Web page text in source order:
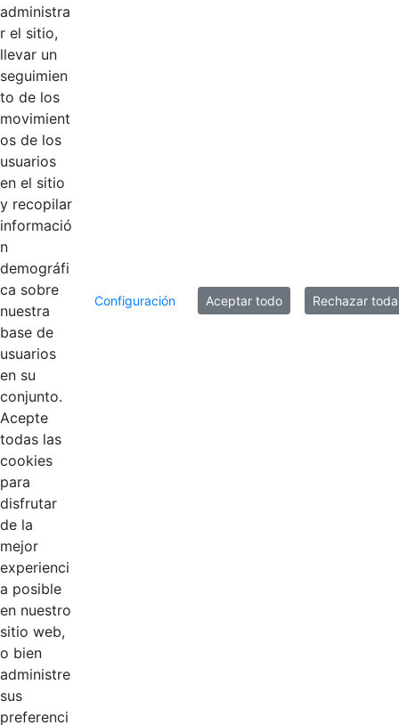
Selección del elemento
Documentos
administra
r el sitio,
llevar un
seguimien
to de los
movimient
os de los
usuarios
en el sitio
y recopilar
informació
n
demográfi
ca sobre
nuestra
base de
usuarios
en su
conjunto.
Acepte
todas las
cookies
para
disfrutar
de la
mejor
experienci
a posible
en nuestro
sitio web,
o bien
administre
sus
preferenci
Configuración Aceptar todo Rechazar